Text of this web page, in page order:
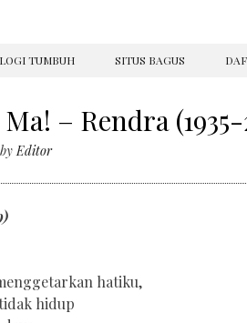
TUMBUH SITUS BAGUS
– Rendra
Editor
hatiku,
hidup